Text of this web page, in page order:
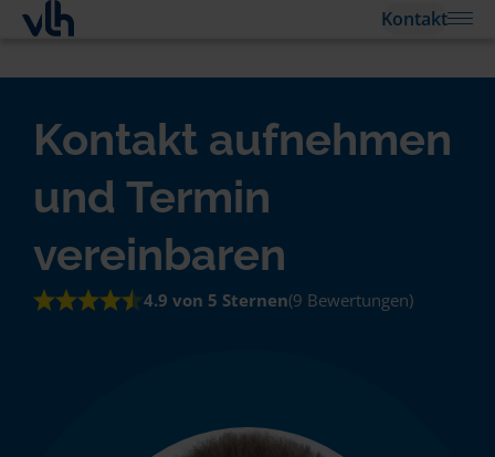
Kontakt
Kontakt aufnehmen
und Termin
vereinbaren
4.9 von 5 Sternen(9 Bewertungen)